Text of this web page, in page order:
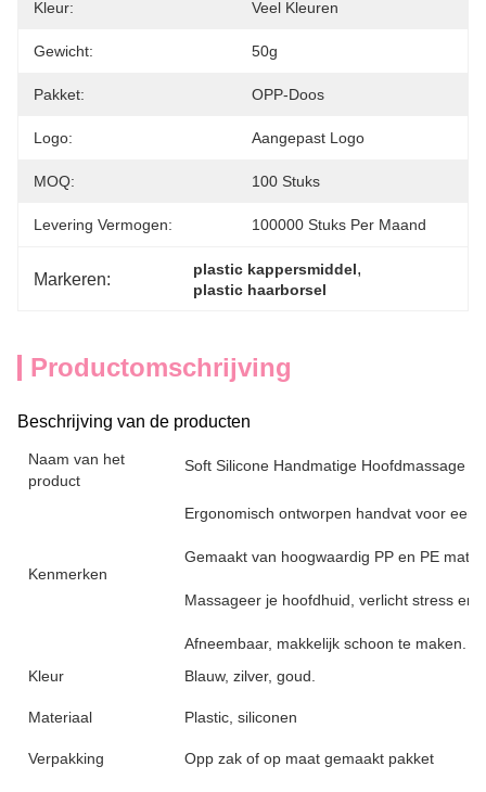
Kleur: Veel Kleuren
Gewicht: 50g
Pakket: OPP-Doos
Logo: Aangepast Logo
MOQ: 100 Stuks
Levering Vermogen: 100000 Stuks Per Maand
Markeren: plastic kappersmiddel,
plastic haarborsel
Productomschrijving
Beschrijving van de producten
Naam van het
product
Soft Silicone Handmatige Hoofdmassage
Kenmerken
Ergonomisch ontworpen handvat voor een
Gemaakt van hoogwaardig PP en PE
Massageer je hoofdhuid, verlicht stress en
Afneembaar, makkelijk schoon te maken.
Kleur
Blauw, zilver, goud.
Materiaal Plastic, siliconen
Verpakking Opp zak of op maat gemaakt pakket